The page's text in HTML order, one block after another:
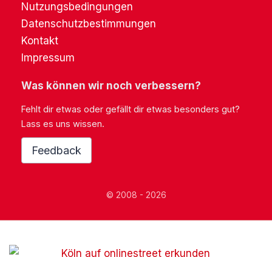
Nutzungsbedingungen
Datenschutzbestimmungen
Kontakt
Impressum
Was können wir noch verbessern?
Fehlt dir etwas oder gefällt dir etwas besonders gut?
Lass es uns wissen.
Feedback
© 2008 - 2026